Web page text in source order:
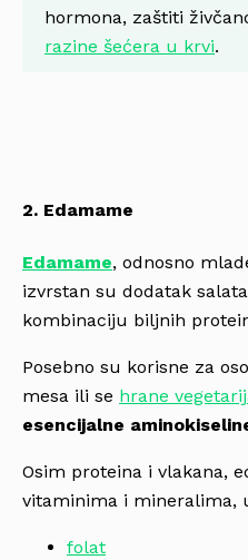
hormona, zaštiti
razine šećera u krvi.
2. Edamame
Edamame, odnosno
izvrstan su dodatak
kombinaciju biljnih
Posebno su korisne za
mesa ili se hrane
esencijalne
Osim proteina i vlakana,
vitaminima i mineralima,
folat